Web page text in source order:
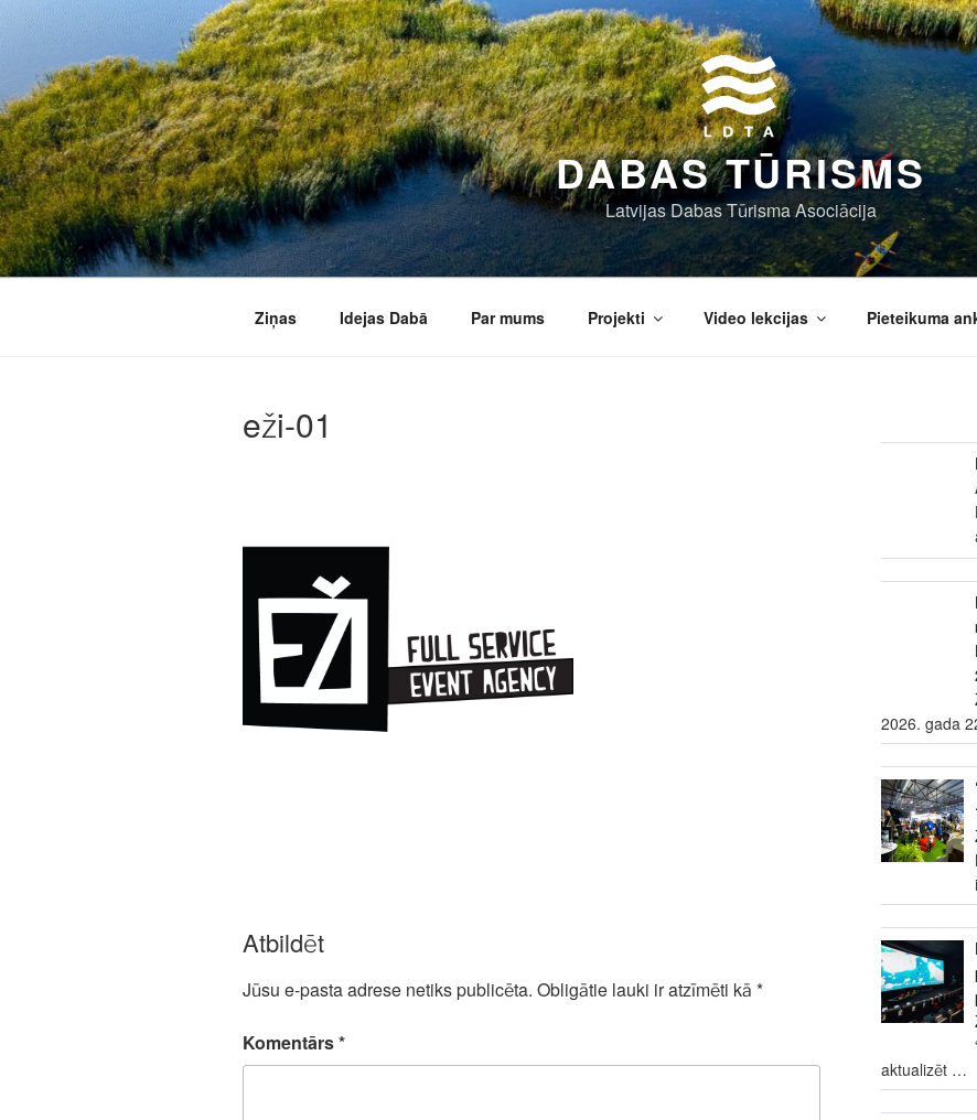
Doties
DABAS TŪRISMS
Latvijas Dabas Tūrisma Asociācija
Ziņas Idejas Dabā Par mums Projekti Video lekcijas Pieteikuma
eži-01
Atbildēt
Jūsu e-pasta adrese netiks publicēta. Obligātie lauki ir atzīmēti kā *
Komentārs*
2026. gada
aktualizēt …